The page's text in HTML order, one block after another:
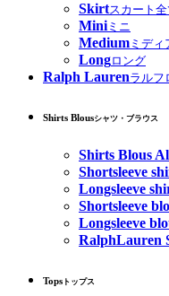
Skirtスカート全
Miniミニ
Medium ミディ
Longロング
Ralph Laurenラルフ
Shirts Blousシャツ・ブラウス
Shirts Blous
Shortsleeve
Longsleeve
Shortsleeve
Longsleeve
RalphLauren
Tops トップス